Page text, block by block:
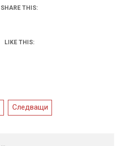
SHARE THIS:
LIKE THIS:
Следващи